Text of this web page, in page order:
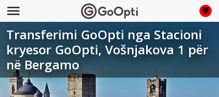
Transferimi GoOpti nga Stacioni
kryesor GoOpti, Vošnjakova 1 për
në Bergamo